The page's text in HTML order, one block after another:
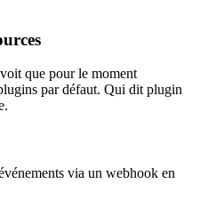
que pour le moment
par défaut. Qui dit plugin
via un webhook en